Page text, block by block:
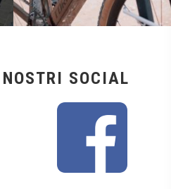
SOCIAL